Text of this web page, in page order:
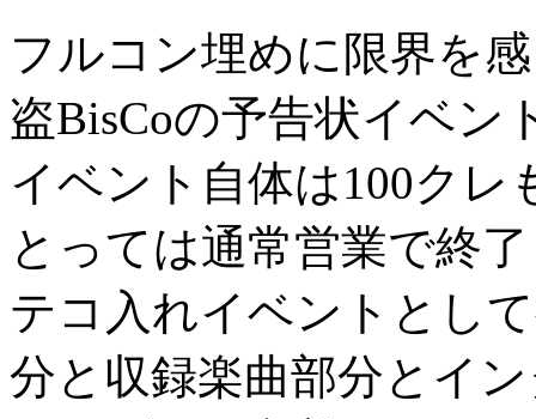
フルコン埋めに限界を
盗BisCoの予告状イベン
イベント自体は100ク
とっては通常営業で終
テコ入れイベントとし
分と収録楽曲部分とイ